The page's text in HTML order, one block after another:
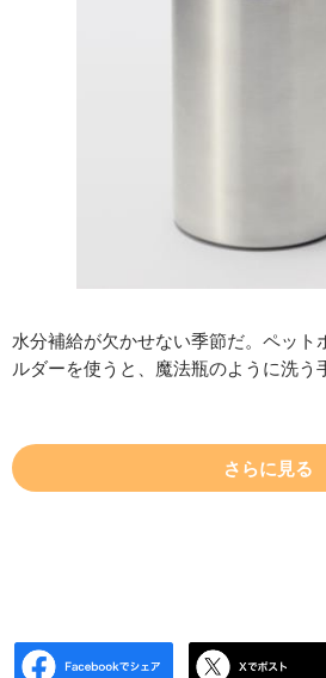
水分補給が欠かせない季節だ。ペット
ルダーを使うと、魔法瓶のように洗
さらに見る